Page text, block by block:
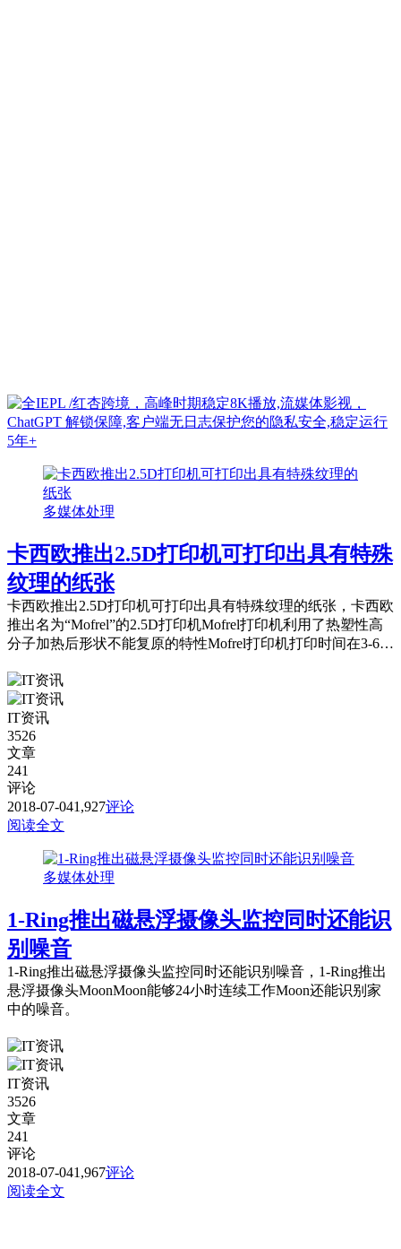
多媒体处理
卡西欧推出2.5D打印机可打印出具有特殊
纹理的纸张
卡西欧推出2.5D打印机可打印出具有特殊纹理的纸张，卡西欧
推出名为“Mofrel”的2.5D打印机Mofrel打印机利用了热塑性高
分子加热后形状不能复原的特性Mofrel打印机打印时间在3-6分
IT资讯
3526
文章
241
评论
2018-07-041,927评论
阅读全文
多媒体处理
1-Ring推出磁悬浮摄像头监控同时还能识
别噪音
1-Ring推出磁悬浮摄像头监控同时还能识别噪音，1-Ring推出
悬浮摄像头MoonMoon能够24小时连续工作Moon还能识别家
中的噪音。
IT资讯
3526
文章
241
评论
2018-07-041,967评论
阅读全文